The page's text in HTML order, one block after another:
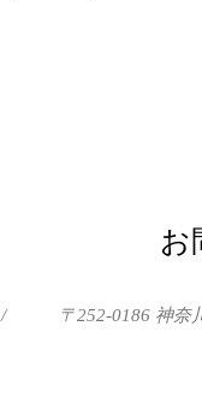
お
/ 〒252-0186 神奈